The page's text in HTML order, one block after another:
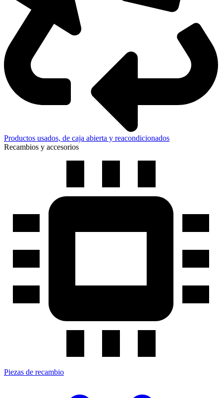
Productos usados, de caja abierta y reacondicionados
Recambios y accesorios
Piezas de recambio